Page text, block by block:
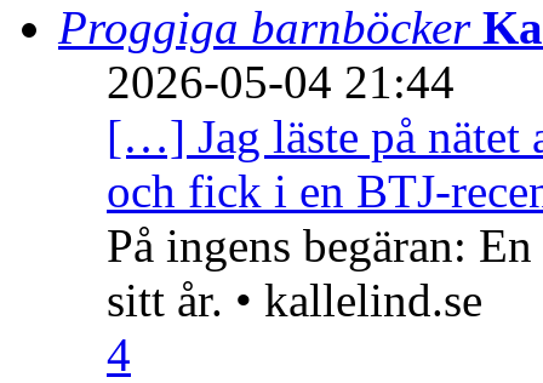
Proggiga barnböcker
2026-05-04 21:44
[…] Jag läste på nätet
och fick i en BTJ-
På ingens begäran:
sitt år. • kallelind.se
4